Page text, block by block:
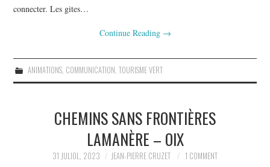
connecter. Les gites…
Continue Reading →
ANIMATIONS, COMMUNICATION, TOURISME VERT
CHEMINS SANS FRONTIÈRES
LAMANÈRE – OIX
31 JULIOL, 2023 JEAN-PIERRE CRUZET 1 COMMENT